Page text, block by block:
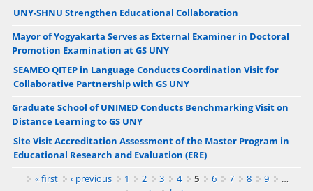
UNY-SHNU Strengthen Educational Collaboration
Mayor of Yogyakarta Serves as External Examiner in Doctoral
Promotion Examination at GS UNY
SEAMEO QITEP in Language Conducts Coordination Visit for
Collaborative Partnership with GS UNY
Graduate School of UNIMED Conducts Benchmarking Visit on
Distance Learning to GS UNY
Site Visit Accreditation Assessment of the Master Program in
Educational Research and Evaluation (ERE)
Pages« first ‹ previous 1 2 3 4 5 6 7 8 9
…